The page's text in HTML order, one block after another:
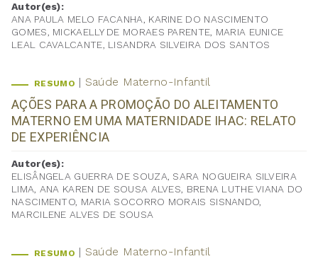
Autor(es):
ANA PAULA MELO FACANHA, KARINE DO NASCIMENTO
GOMES, MICKAELLY DE MORAES PARENTE, MARIA EUNICE
LEAL CAVALCANTE, LISANDRA SILVEIRA DOS SANTOS
RESUMO Saúde Materno-Infantil
AÇÕES PARA A PROMOÇÃO DO ALEITAMENTO
MATERNO EM UMA MATERNIDADE IHAC: RELATO
DE EXPERIÊNCIA
Autor(es):
ELISÂNGELA GUERRA DE SOUZA, SARA NOGUEIRA SILVEIRA
LIMA, ANA KAREN DE SOUSA ALVES, BRENA LUTHE VIANA DO
NASCIMENTO, MARIA SOCORRO MORAIS SISNANDO,
MARCILENE ALVES DE SOUSA
RESUMO Saúde Materno-Infantil